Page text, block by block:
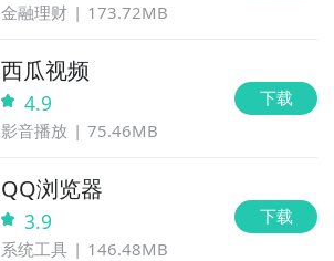
金融理财 173.72MB
西瓜视频
4.9
影音播放 75.46MB
下载
QQ浏览器
3.9
系统工具 146.48MB
下载